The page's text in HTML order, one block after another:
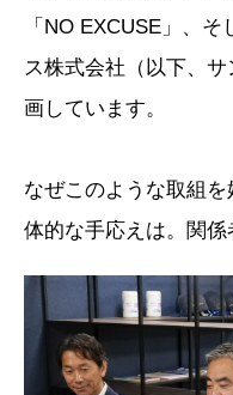
「NO EXCUSE」、
ス株式会社（以下、
画しています。
なぜこのような取組
体的な手応えは。関係